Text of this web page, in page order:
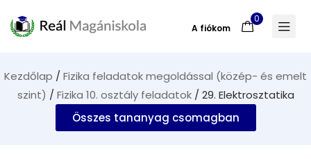
A fiókom
0
Kezdőlap / Fizika feladatok megoldással (közép- és emelt
szint) / Fizika 10. osztály feladatok/ 29. Elektrosztatika
Összes tananyag csomagban